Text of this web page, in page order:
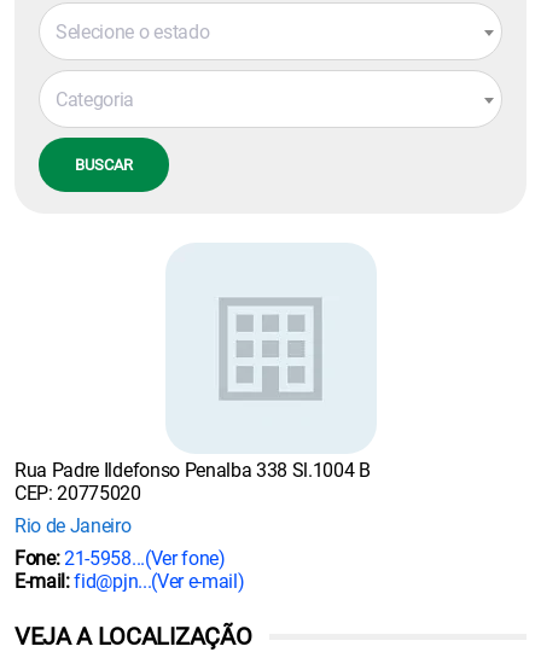
Selecione o estado
Categoria
BUSCAR
Rua Padre Ildefonso Penalba 338 Sl.1004 B
CEP: 20775020
Rio de Janeiro
Fone:21-5958...(Ver fone)
E-mail:fid@pjn...(Ver e-mail)
VEJA A LOCALIZAÇÃO